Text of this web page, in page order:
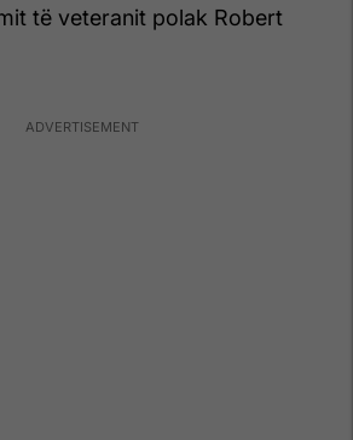
të veteranit polak Robert